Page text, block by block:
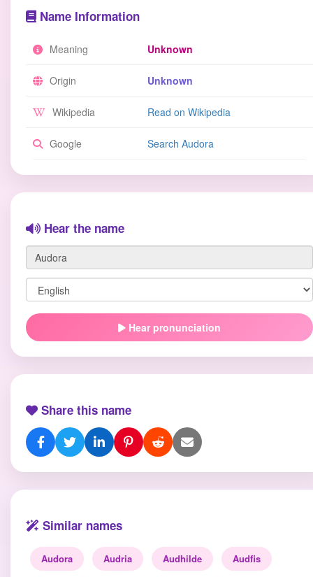
Name Information
Meaning Unknown
Origin Unknown
Wikipedia Read on Wikipedia
Google Search Audora
Hear the name
Hear pronunciation
Share this name
Similar names
Audora Audria Audhilde Audfis